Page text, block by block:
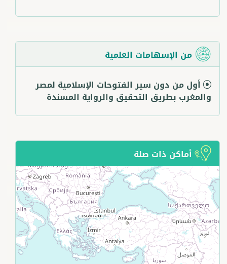
من الإسهامات العلمية
أول من دون سير الفتوحات الإسلامية لمصر
والمغرب بطريق التحقيق والرواية المسندة
أماكن ذات صلة